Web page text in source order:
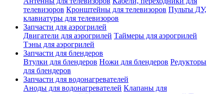
телевизоров Кронштейны для телевизоров Пульты ДУ,
клавиатуры для телевизоров
Запчасти для аэрогрилей
Двигатели для аэрогрилей Таймеры для аэрогрилей
Тэны для аэрогрилей
Запчасти для блендеров
Втулки для блендеров Ножи для блендеров Редукторы
для блендеров
Запчасти для водонагревателей
Аноды для водонагревателей Клапаны для